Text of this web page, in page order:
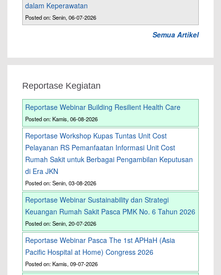
dalam Keperawatan
Posted on: Senin, 06-07-2026
Semua Artikel
Reportase Kegiatan
Reportase Webinar Building Resilient Health Care
Posted on: Kamis, 06-08-2026
Reportase Workshop Kupas Tuntas Unit Cost
Pelayanan RS Pemanfaatan Informasi Unit Cost
Rumah Sakit untuk Berbagai Pengambilan Keputusan
di Era JKN
Posted on: Senin, 03-08-2026
Reportase Webinar Sustainability dan Strategi
Keuangan Rumah Sakit Pasca PMK No. 6 Tahun 2026
Posted on: Senin, 20-07-2026
Reportase Webinar Pasca The 1st APHaH (Asia
Pacific Hospital at Home) Congress 2026
Posted on: Kamis, 09-07-2026